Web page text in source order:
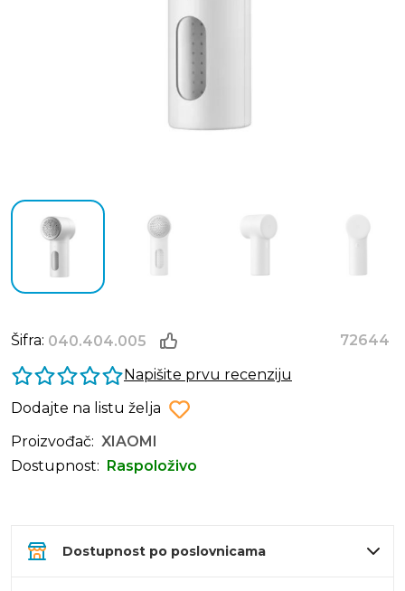
Šifra: 040.404.005
72644
Napišite prvu recenziju
Dodajte na listu želja
Proizvođač: XIAOMI
Dostupnost:
Raspoloživo
Dostupnost po poslovnicama